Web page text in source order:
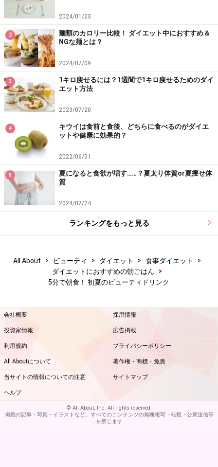
2024/01/23
2
麺類のカロリー比較！ ダイエット中におすすめ＆
NGな麺とは？
2024/07/09
3
1キロ痩せるには？1週間で1キロ痩せるためのダイ
エット方法
2023/07/20
4
キウイは食前と食後、どちらに食べるのがダイエ
ットや健康に効果的？
2022/06/01
5
夏になると食欲が増す……？夏太り体質or夏痩せ体
質
2024/07/24
ランキングをもっと見る
All About > ビューティ > ダイエット > 食事ダイエット
>
ダイエットにおすすめの朝ごはん
>
5分で朝食！ 初夏のビューティドリンク
会社概要 採用情報
投資家情報 広告掲載
利用規約 プライバシーポリシー
All Aboutについて 著作権・商標・免責
当サイトの情報についての注意 サイトマップ
ヘルプ
© All About, Inc. All rights reserved.
掲載の記事・写真・イラストなど、すべてのコンテンツの無断複写・転載・公衆送信等
を禁じます